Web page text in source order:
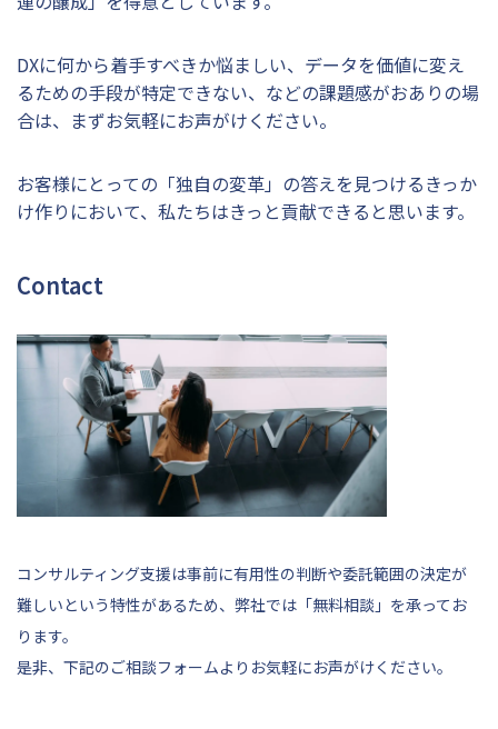
DXに何から着手すべきか悩ましい、データを価値に変え
るための手段が特定できない、などの課題感がおありの場
合は、まずお気軽にお声がけください。
お客様にとっての「独自の変革」の答えを見つけるきっか
け作りにおいて、私たちはきっと貢献できると思います。
Contact
コンサルティング支援は事前に有用性の判断や委託範囲の決定が
難しいという特性があるため、弊社では「無料相談」を承ってお
ります。
是非、 下記のご相談フォームよりお気軽にお声がけください。